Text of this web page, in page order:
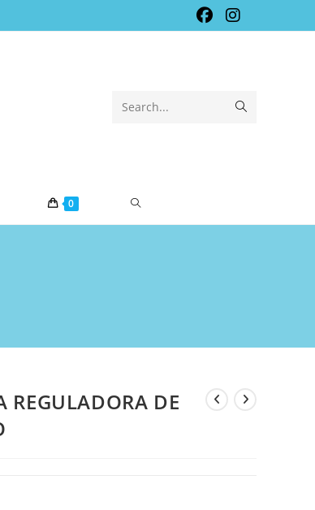
Search...
0 TOGGLE
REGULADORA DE